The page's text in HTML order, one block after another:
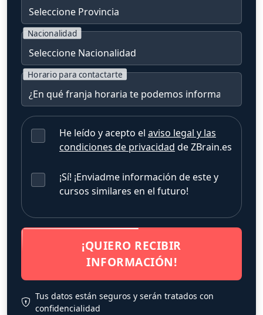
Nacionalidad
Horario para contactarte
He leído y acepto el aviso legal y las
condiciones de privacidad de ZBrain.es
¡Sí! ¡Enviadme información de este y
cursos similares en el futuro!
¡QUIERO RECIBIR
INFORMACIÓN!
Tus datos están seguros y serán tratados con
confidencialidad